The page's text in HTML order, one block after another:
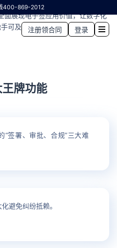
400-869-2012
注册领合同 登录
王牌功能”。从拟定、审核、签署、
面展现电子签应用价值，让数字化
可及
牌功能
“签署、审批、合规”三大难
避免纠纷抵赖。